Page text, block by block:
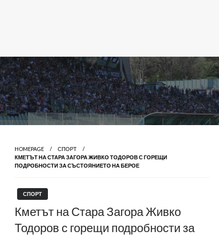
HOMEPAGE
СПОРТ
КМЕТЪТ НА СТАРА ЗАГОРА ЖИВКО ТОДОРОВ С ГОРЕЩИ
ПОДРОБНОСТИ ЗА СЪСТОЯНИЕТО НА БЕРОЕ
СПОРТ
Кметът на Стара Загора Живко
Тодоров с горещи подробности за